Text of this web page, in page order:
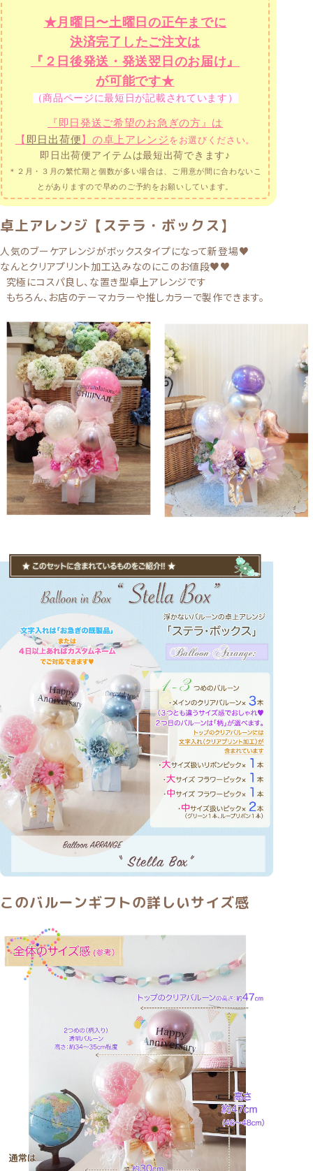
★月曜日〜土曜日の正午までに
決済完了したご注文は
『２日後発送・発送翌日のお届け』
が可能です★
（商品ページに最短日が記載されています）
『即日発送ご希望のお急ぎの方』は
【 即日出荷便 】の卓上アレンジ をお選びください。
即日出荷便アイテムは最短出荷できます♪
＊２月・３月の繁忙期と個数が多い場合は、ご用意が間に合わないこ
とがありますので早めのご予約をお願いしています。
卓上アレンジ【ステラ・ボックス】
人気のブーケアレンジがボックスタイプになって新登場♥
なんとクリアプリント加工込みなのにこのお値段♥♥
究極にコスパ良し、な置き型卓上アレンジです
もちろん、お店のテーマカラーや推しカラーで製作できます。
このバルーンギフトの詳しいサイズ感